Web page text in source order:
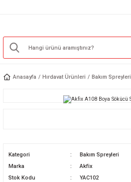
Anasayfa Hırdavat Ürünleri Bakım Spreyleri
Kategori
Bakım Spreyleri
Marka
Akfix
Stok Kodu
YAC102